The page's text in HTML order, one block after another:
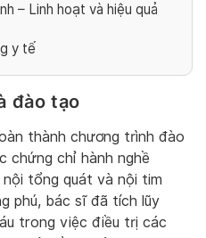
– Linh hoạt và hiệu quả
y tế
đào tạo
thành chương trình đào
chứng chỉ hành nghề
tổng quát và nội tim
phú, bác sĩ đã tích lũy
trong việc điều trị các